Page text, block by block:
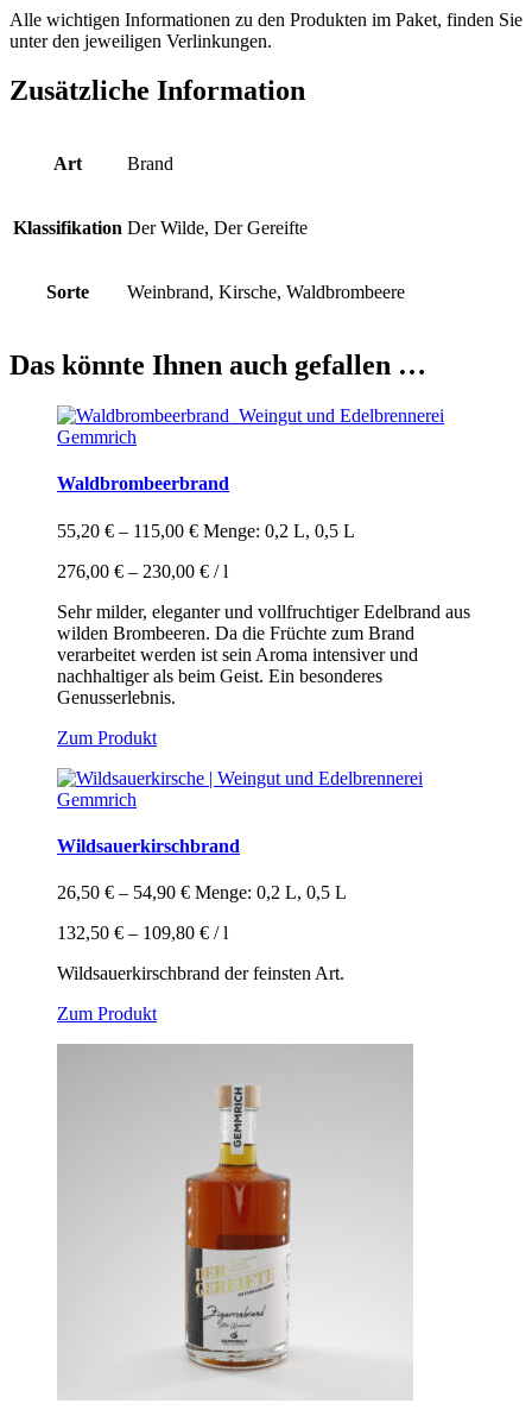
Alle wichtigen Informationen zu den Produkten im Paket, finden Sie
unter den jeweiligen Verlinkungen.
Zusätzliche Information
Art Brand
Klassifikation Der Wilde, Der Gereifte
Sorte Weinbrand, Kirsche, Waldbrombeere
Das könnte Ihnen auch gefallen …
Waldbrombeerbrand
55,20 € – 115,00 € Menge: 0,2 L, 0,5 L
276,00 € – 230,00 € /l
Sehr milder, eleganter und vollfruchtiger Edelbrand aus
wilden Brombeeren. Da die Früchte zum Brand
verarbeitet werden ist sein Aroma intensiver und
nachhaltiger als beim Geist. Ein besonderes
Genusserlebnis.
Zum ProduktDieses
weist
auf.
Optionen
auf
Produktseite
werden
Wildsauerkirschbrand
26,50 € – 54,90 € Menge: 0,2 L, 0,5 L
132,50 € – 109,80 € /l
Wildsauerkirschbrand der feinsten Art.
Zum ProduktDieses
Varianten
Optionen
können
Produktseite
gewählt
werden